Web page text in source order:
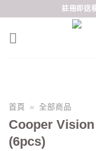
content
註冊即送
首頁 » 全部商品
Cooper
(6pcs)